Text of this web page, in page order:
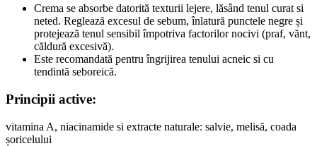
Crema se absorbe datorită texturii lejere, lăsând tenul curat si
neted. Reglează excesul de sebum, înlatură punctele negre și
protejează tenul sensibil împotriva factorilor nocivi (praf, vănt,
căldură excesivă).
Este recomandată pentru îngrijirea tenului acneic si cu
tendintă seboreică.
Principii active:
vitamina A, niacinamide si extracte naturale: salvie, melisă, coada
șoricelului